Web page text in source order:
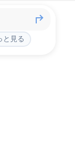
と見る